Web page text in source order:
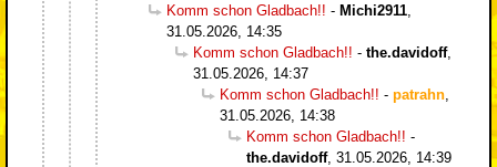
Komm schon Gladbach!! - Michi2911
31.05.2026, 14:35
Komm schon Gladbach!! - the.davidoff,
31.05.2026, 14:37
Komm schon Gladbach!! - patrahn
31.05.2026, 14:38
Komm schon Gladbach!! -
the.davidoff, 31.05.2026, 14:39